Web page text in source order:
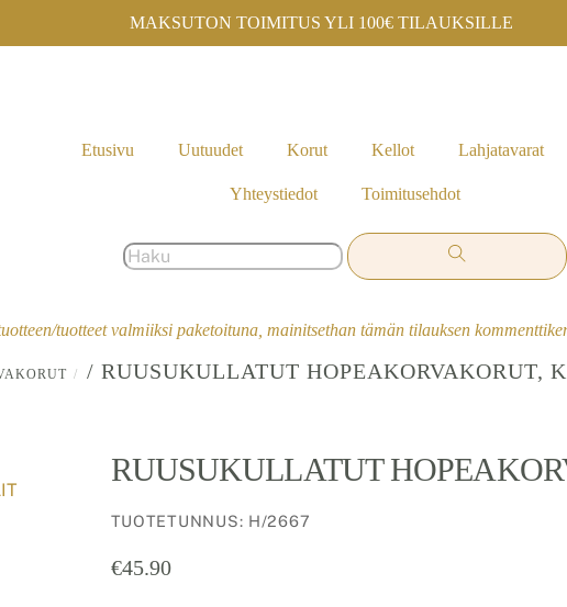
MAKSUTON TOIMITUS YLI 100€ TILAUKSILLE
Etusivu Uutuudet Korut Kellot Lahjatavarat
Yhteystiedot Toimitusehdot
tuotteet valmiiksi paketoituna, mainitsethan tämän tilauksen
/ RUUSUKULLATUT HOPEAKORVAKORUT,
RUUSUKULLATUT
TUOTETUNNUS: H/2667
€45.90